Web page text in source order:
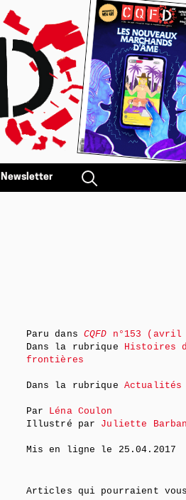
Newsletter
Paru dans CQFD n°153 (avril
Dans la rubrique Histoires
frontières
Dans la rubrique Actualités
Par Léna Coulon
Illustré par Juliette
Mis en ligne le 25.04.2017
Articles qui pourraient